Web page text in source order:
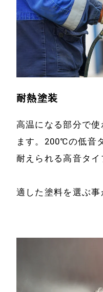
耐熱塗装
高温になる部分で
ます。200℃の低音
耐えられる高音タイ
適した塗料を選ぶ事